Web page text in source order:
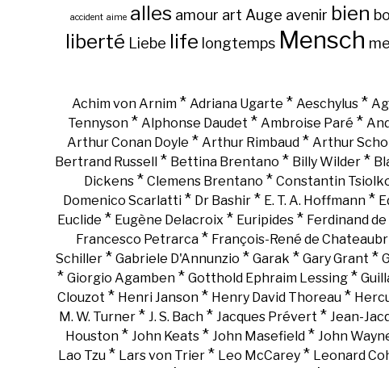
accident aime alles amour art Auge avenir bien
liberté Liebe life longtemps Mensch
Achim von Arnim* Adriana Ugarte * Aeschylus*
Tennyson * Alphonse Daudet * Ambroise Paré *
Arthur Conan Doyle * Arthur Rimbaud * Arthur
Bertrand Russell * Bettina Brentano * Billy Wilder *
Dickens * Clemens Brentano * Constantin
Domenico Scarlatti * Dr Bashir * E. T. A. Hoffmann *
Euclide * Eugène Delacroix * Euripides * Ferdinand
Francesco Petrarca * François-René de
Schiller * Gabriele D'Annunzio * Garak * Gary Grant *
* Giorgio Agamben * Gotthold Ephraim Lessing *
Clouzot * Henri Janson* Henry David Thoreau*
M. W. Turner * J. S. Bach * Jacques Prévert * Jean-
Houston* John Keats* John Masefield* John
Lao Tzu* Lars von Trier* Leo McCarey* Leonard